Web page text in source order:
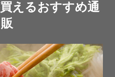
えるおすすめ通
販